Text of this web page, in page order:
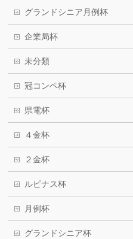
グランドシニア月例杯
企業局杯
未分類
冠コンペ杯
県電杯
４金杯
２金杯
ルピナス杯
月例杯
グランドシニア杯